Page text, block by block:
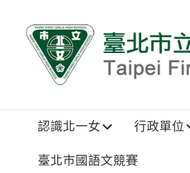
認識北一女 行政單位
臺北市國語文競賽